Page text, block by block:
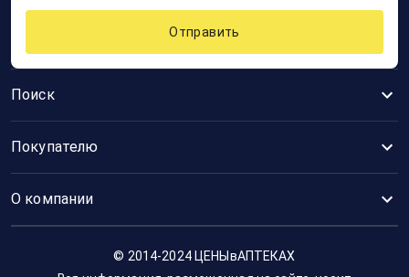
Поиск
Покупателю
О компании
Отправить
© 2014-2024 ЦЕНЫвАПТЕКАХ